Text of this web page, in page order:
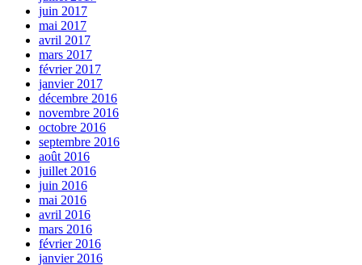
juin 2017
mai 2017
avril 2017
mars 2017
février 2017
janvier 2017
décembre 2016
novembre 2016
octobre 2016
septembre 2016
août 2016
juillet 2016
juin 2016
mai 2016
avril 2016
mars 2016
février 2016
janvier 2016